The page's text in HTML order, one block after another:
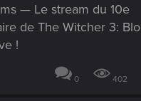
— Le stream du 10e
de The Witcher 3:
!
0 402